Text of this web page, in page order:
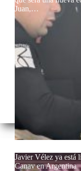
Juan,…
Javier Vélez ya está
Canav en Argentina